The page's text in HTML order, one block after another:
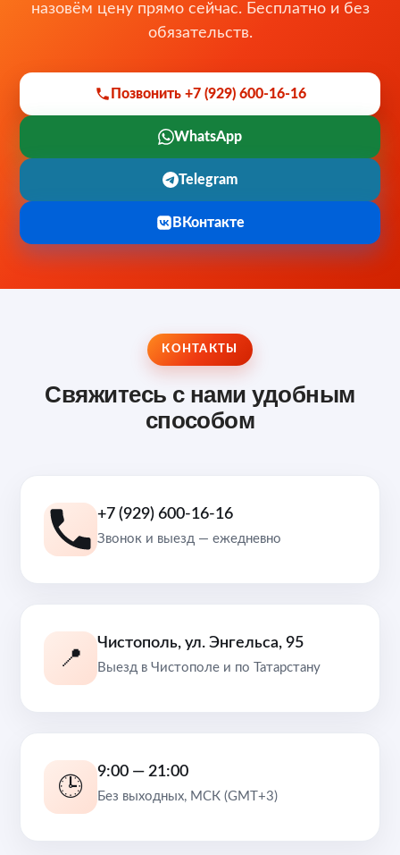
назовём цену прямо сейчас. Бесплатно и без
обязательств.
Позвонить +7 (929) 600-16-16
WhatsApp
Telegram
ВКонтакте
КОНТАКТЫ
Свяжитесь с нами удобным
способом
+7 (929) 600-16-16
Звонок и выезд — ежедневно
📍
Чистополь, ул. Энгельса, 95
Выезд в Чистополе и по Татарстану
🕒
9:00 — 21:00
Без выходных, МСК (GMT+3)